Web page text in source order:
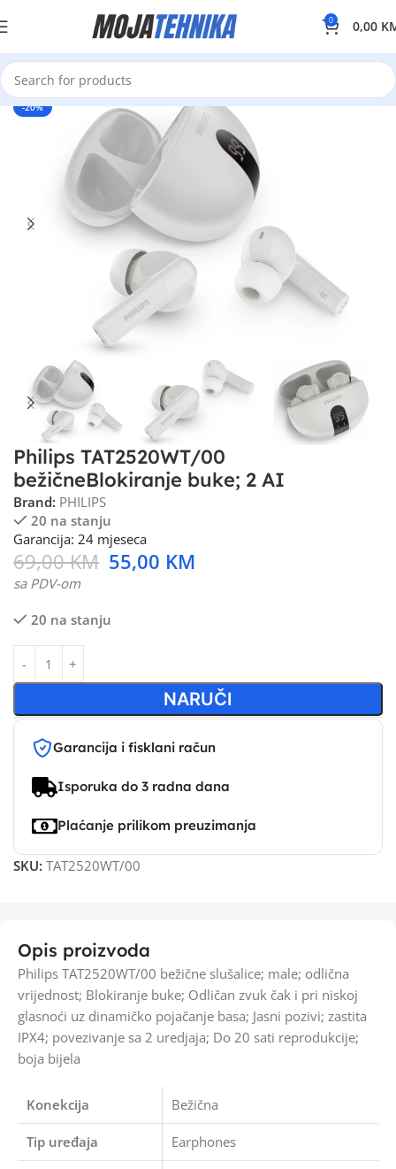
0 0,00
-20%
Philips TAT2520WT/00
bežičneBlokiranje buke; 2 AI
Brand: PHILIPS
20 na stanju
Garancija: 24 mjeseca
69,00KM 55,00 KM
sa PDV-om
20 na stanju
NARUČI
Garancija i fisklani račun
Isporuka do 3 radna dana
Plaćanje prilikom preuzimanja
SKU: TAT2520WT/00
Opis proizvoda
Philips TAT2520WT/00 bežične slušalice; male; odlična
vrijednost; Blokiranje buke; Odličan zvuk čak i pri niskoj
glasnoći uz dinamičko pojačanje basa; Jasni pozivi; zastita
IPX4; povezivanje sa 2 uredjaja; Do 20 sati reprodukcije;
boja bijela
Konekcija Bežična
Tip uređaja Earphones